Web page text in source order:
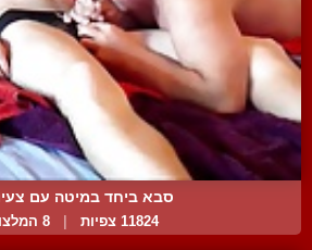
סבא ביחד במיטה עם
11824 צפיות | 8 המלצות